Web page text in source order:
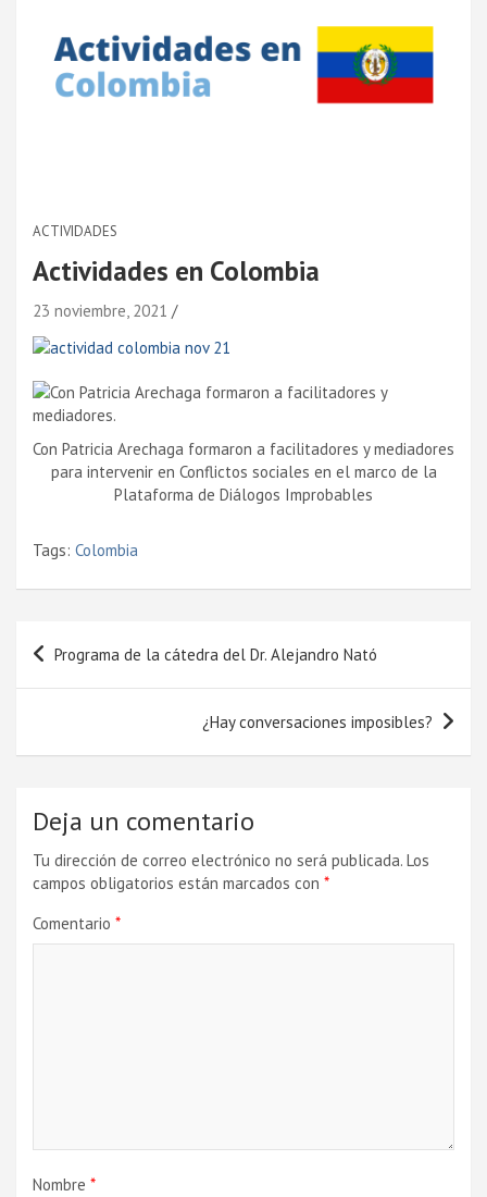
ACTIVIDADES
Actividades en Colombia
23 noviembre, 2021
Con Patricia Arechaga formaron a facilitadores y mediadores
para intervenir en Conflictos sociales en el marco de la
Plataforma de Diálogos Improbables
Tags: Colombia
Navegación
de
Programa de la cátedra del Dr. Alejandro Nató
¿Hay conversaciones imposibles?
Deja un comentario
Tu dirección de correo electrónico no será publicada. Los
campos obligatorios están marcados con *
Comentario *
Nombre *